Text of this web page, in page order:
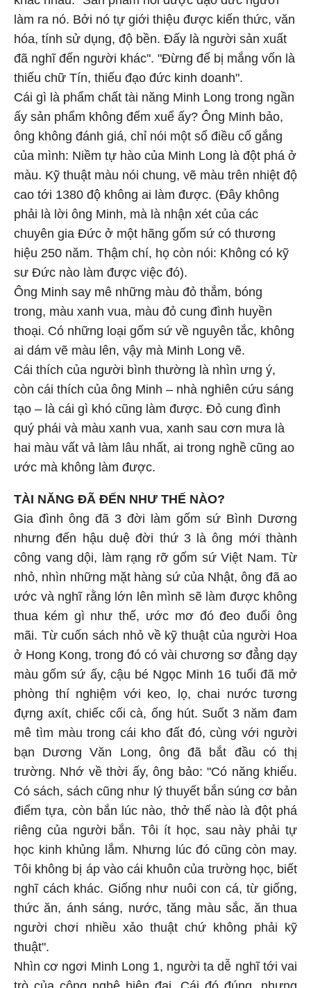
làm ra nó. Bởi nó tự giới thiệu được kiến thức, văn
hóa, tính sử dụng, độ bền. Đấy là người sản xuất
đã nghĩ đến người khác". "Đừng để bị mắng vốn là
thiếu chữ Tín, thiếu đạo đức kinh doanh".
Cái gì là phẩm chất tài năng Minh Long trong ngần
ấy sản phẩm không đếm xuể ấy? Ông Minh bảo,
ông không đánh giá, chỉ nói một số điều cố gắng
của mình: Niềm tự hào của Minh Long là đột phá ở
màu. Kỹ thuật màu nói chung, vẽ màu trên nhiệt độ
cao tới 1380 độ không ai làm được. (Đây không
phải là lời ông Minh, mà là nhận xét của các
chuyên gia Đức ở một hãng gốm sứ có thương
hiệu 250 năm. Thậm chí, họ còn nói: Không có kỹ
sư Đức nào làm được việc đó).
Ông Minh say mê những màu đỏ thắm, bóng
trong, màu xanh vua, màu đỏ cung đình huyền
thoại. Có những loại gốm sứ về nguyên tắc, không
ai dám vẽ màu lên, vậy mà Minh Long vẽ.
Cái thích của người bình thường là nhìn ưng ý,
còn cái thích của ông Minh – nhà nghiên cứu sáng
tạo – là cái gì khó cũng làm được. Đỏ cung đình
quý phái và màu xanh vua, xanh sau cơn mưa là
hai màu vất vả làm lâu nhất, ai trong nghề cũng ao
ước mà không làm được.
TÀI NĂNG ĐÃ ĐẾN NHƯ THẾ NÀO?
Gia đình ông đã 3 đời làm gốm sứ Bình Dương
nhưng đến hậu duệ đời thứ 3 là ông mới thành
công vang dội, làm rạng rỡ gốm sứ Việt Nam. Từ
nhỏ, nhìn những mặt hàng sứ của Nhật, ông đã ao
ước và nghĩ rằng lớn lên mình sẽ làm được không
thua kém gì như thế, ước mơ đó đeo đuổi ông
mãi. Từ cuốn sách nhỏ về kỹ thuật của người Hoa
ở Hong Kong, trong đó có vài chương sơ đẳng dạy
màu gốm sứ ấy, cậu bé Ngọc Minh 16 tuổi đã mở
phòng thí nghiệm với keo, lọ, chai nước tương
đựng axít, chiếc cối cà, ống hút. Suốt 3 năm đam
mê tìm màu trong cái kho đất đó, cùng với người
bạn Dương Văn Long, ông đã bắt đầu có thị
trường. Nhớ về thời ấy, ông bảo: "Có năng khiếu.
Có sách, sách cũng như lý thuyết bắn súng cơ bản
điểm tựa, còn bắn lúc nào, thở thế nào là đột phá
riêng của người bắn. Tôi ít học, sau này phải tự
học kinh khủng lắm. Nhưng lúc đó cũng còn may.
Tôi không bị áp vào cái khuôn của trường học, biết
nghĩ cách khác. Giống như nuôi con cá, từ giống,
thức ăn, ánh sáng, nước, tăng màu sắc, ăn thua
người chơi nhiều xảo thuật chứ không phải kỹ
thuật".
Nhìn cơ ngơi Minh Long 1, người ta dễ nghĩ tới vai